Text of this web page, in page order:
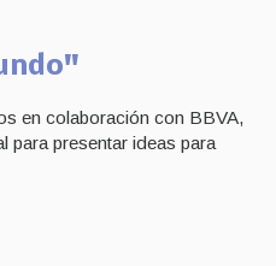
en colaboración con BBVA,
para presentar ideas para